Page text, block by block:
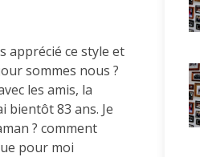
apprécié ce style et
sommes nous ?
les amis, la
bientôt 83 ans. Je
? comment
pour moi